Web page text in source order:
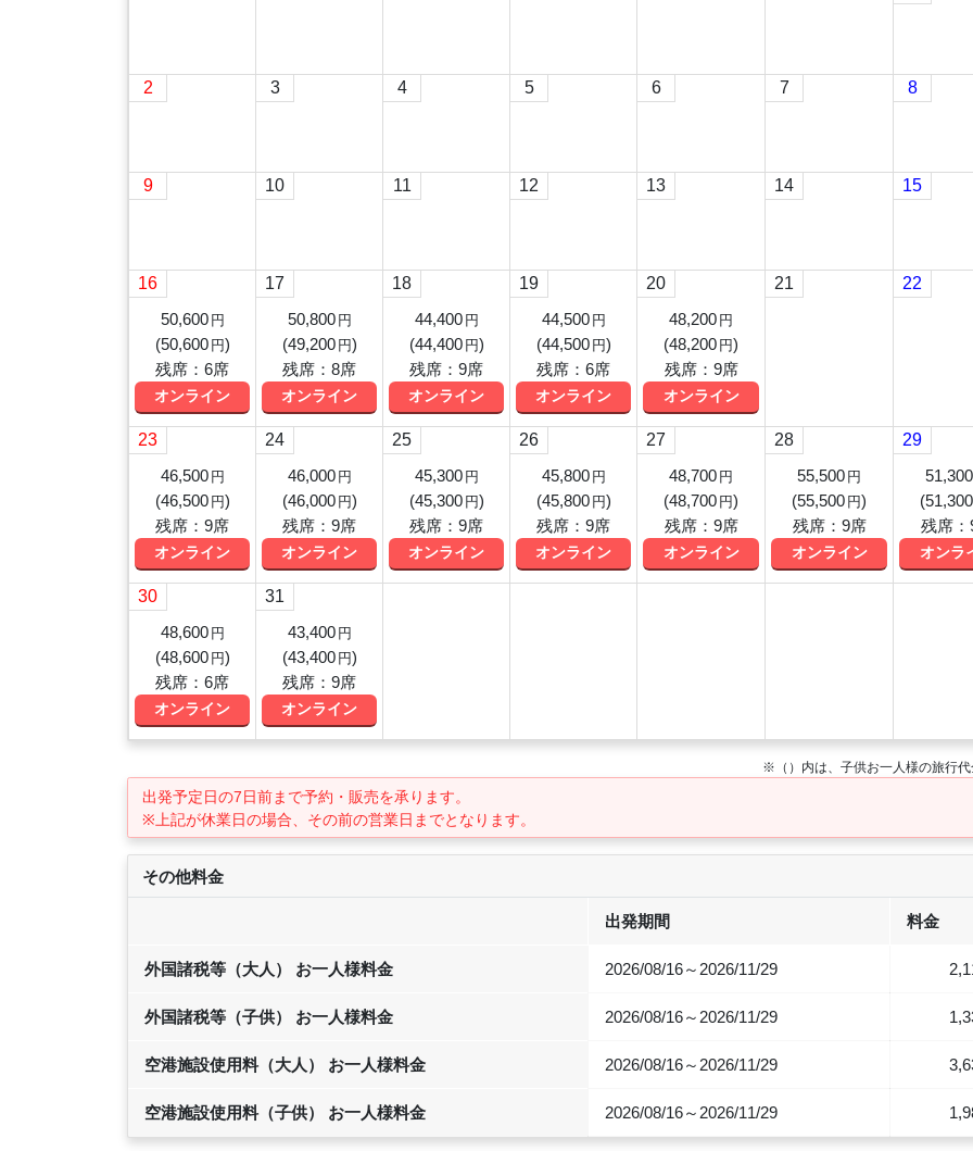
2 3 4 5 6 7 8
9 10 11 12 13 14 15
16
50,600 円
(50,600 円)
残席：6席
オンライン
17
50,800 円
(49,200 円)
残席：8席
オンライン
18
44,400 円
(44,400 円)
残席：9席
オンライン
19
44,500 円
(44,500 円)
残席：6席
オンライン
20
48,200 円
(48,200 円)
残席：9席
オンライン
21 22
23
46,500 円
(46,500 円)
残席：9席
オンライン
24
46,000 円
(46,000 円)
残席：9席
オンライン
25
45,300 円
(45,300 円)
残席：9席
オンライン
26
45,800 円
(45,800 円)
残席：9席
オンライン
27
48,700 円
(48,700 円)
残席：9席
オンライン
28
55,500 円
(55,500 円)
残席：9席
オンライン
29
51,300
(51,300
残席：
オンラ
30
48,600 円
(48,600 円)
残席：6席
オンライン
31
43,400 円
(43,400 円)
残席：9席
オンライン
※（）内は、子供お一人様の旅行
出発予定日の7日前まで予約・販売を承ります。
※上記が休業日の場合、その前の営業日までとなります。
その他料金
出発期間 料金
外国諸税等（大人） お一人様料金 2026/08/16～2026/11/29
外国諸税等（子供） お一人様料金 2026/08/16～2026/11/29
空港施設使用料（大人） お一人様料金 2026/08/16～2026/11/29
空港施設使用料（子供） お一人様料金 2026/08/16～2026/11/29